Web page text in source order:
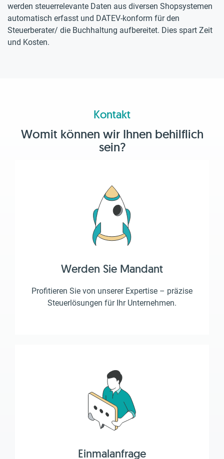
werden steuerrelevante Daten aus diversen Shopsystemen
automatisch erfasst und DATEV-konform für den
Steuerberater/ die Buchhaltung aufbereitet. Dies spart Zeit
und Kosten.
Kontakt
Womit können wir Ihnen behilflich
sein?
Werden Sie Mandant
Profitieren Sie von unserer Expertise – präzise
Steuerlösungen für Ihr Unternehmen.
Einmalanfrage